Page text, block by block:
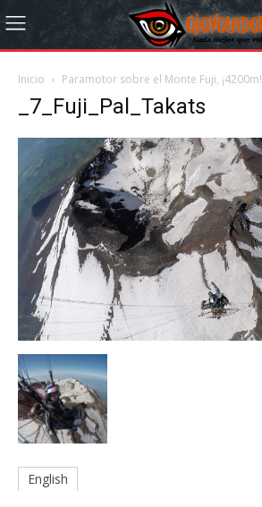
Inicio Paramotor sobre el Monte Fuji, ¡4200m!
_7_Fuji_Pal_Takats
English